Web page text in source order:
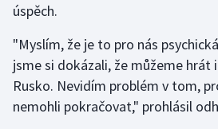
úspěch.
"Myslím, že je to pro nás
jsme si dokázali, že můžeme
Rusko. Nevidím problém v tom,
nemohli pokračovat," prohlásil